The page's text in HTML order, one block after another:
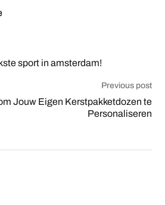
sport in amsterdam!
Previous post
Jouw Eigen Kerstpakketdozen te
Personaliseren